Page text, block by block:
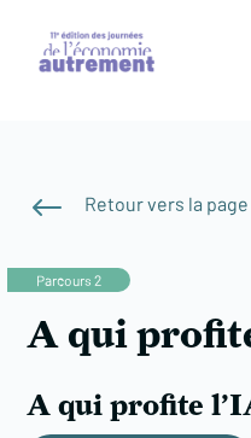
# Retour vers la
Parcours 2
A qui
A qui profite